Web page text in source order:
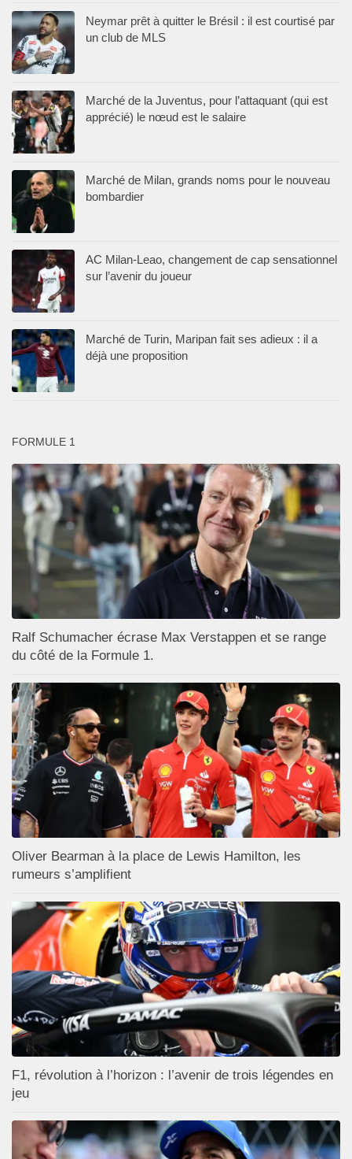
Neymar prêt à quitter le Brésil : il est courtisé par
un club de MLS
Marché de la Juventus, pour l’attaquant (qui est
apprécié) le nœud est le salaire
Marché de Milan, grands noms pour le nouveau
bombardier
AC Milan-Leao, changement de cap sensationnel
sur l’avenir du joueur
Marché de Turin, Maripan fait ses adieux : il a
déjà une proposition
FORMULE 1
Ralf Schumacher écrase Max Verstappen et se range
du côté de la Formule 1.
Oliver Bearman à la place de Lewis Hamilton, les
rumeurs s’amplifient
F1, révolution à l’horizon : l’avenir de trois légendes en
jeu